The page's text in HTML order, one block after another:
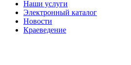
Наши услуги
Электронный каталог
Новости
Краеведение